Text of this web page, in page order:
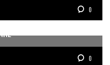
0
FACE AUX
0